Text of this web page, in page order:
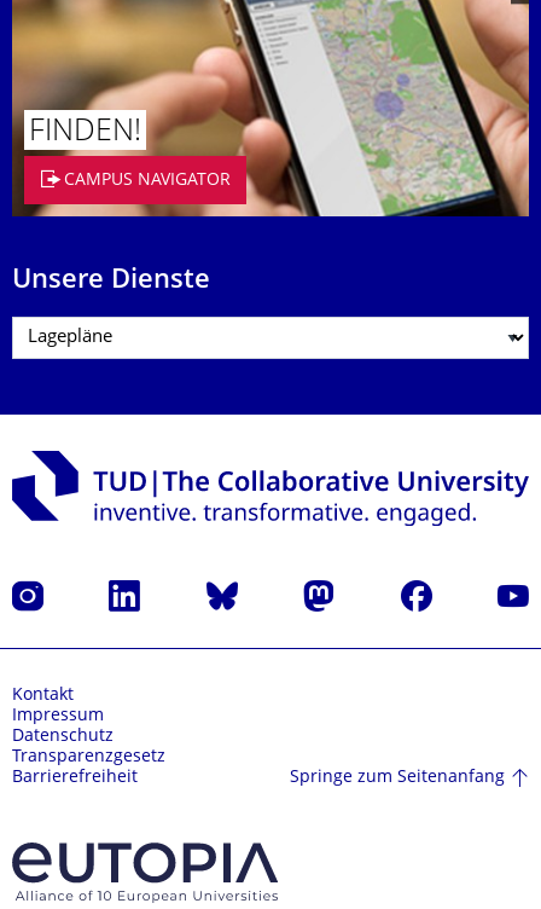
FINDEN!
CAMPUS NAVIGATOR
Unsere Dienste
Instagram LinkedIn Bluesky Mastodon Facebook
Kontakt
Impressum
Datenschutz
Transparenzgesetz
Barrierefreiheit
Springe zum Seitenanfang